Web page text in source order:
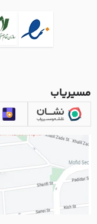
مسیریاب